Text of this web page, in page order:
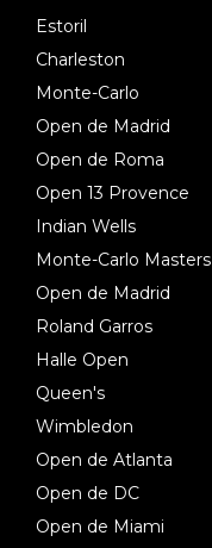
Estoril
Charleston
Monte-Carlo
Open de Madrid
Open de Roma
Open 13 Provence
Indian Wells
Monte-Carlo Masters
Open de Madrid
Roland Garros
Halle Open
Queen's
Wimbledon
Open de Atlanta
Open de DC
Open de Miami